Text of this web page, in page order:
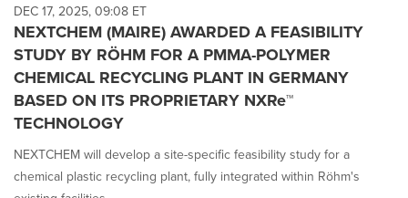
DEC 17, 2025, 09:08 ET
NEXTCHEM (MAIRE) AWARDED A FEASIBILITY
STUDY BY RÖHM FOR A PMMA-POLYMER
CHEMICAL RECYCLING PLANT IN GERMANY
BASED ON ITS PROPRIETARY NXRe™
TECHNOLOGY
NEXTCHEM will develop a site-specific feasibility study for a
chemical plastic recycling plant, fully integrated within Röhm's